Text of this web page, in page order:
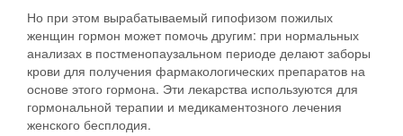
Но при этом вырабатываемый гипофизом пожилых
женщин гормон может помочь другим: при нормальных
анализах в постменопаузальном периоде делают заборы
крови для получения фармакологических препаратов на
основе этого гормона. Эти лекарства используются для
гормональной терапии и медикаментозного лечения
женского бесплодия.